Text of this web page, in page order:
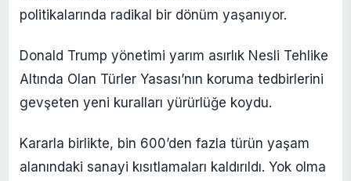
politikalarında radikal bir dönüm yaşanıyor.
Donald Trump yönetimi yarım asırlık Nesli Tehlike
Altında Olan Türler Yasası’nın koruma tedbirlerini
gevşeten yeni kuralları yürürlüğe koydu.
Kararla birlikte, bin 600’den fazla türün yaşam
alanındaki sanayi kısıtlamaları kaldırıldı. Yok olma